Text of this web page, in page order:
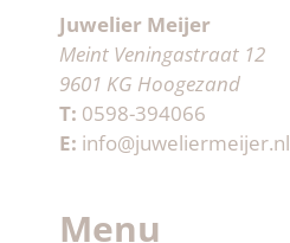
Juwelier Meijer
Meint Veningastraat 12
9601 KG Hoogezand
T: 0598-394066
E: info@juweliermeijer.nl
Menu